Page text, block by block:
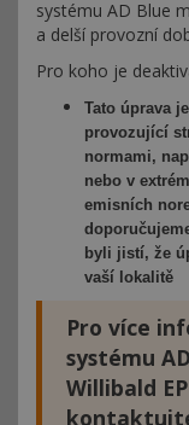
systému AD Blue
a delší provozní
Pro koho je
Tato úprava
provozující
normami,
nebo v
emisních
byli jistí, že
vaší lokalitě
Pro více
systému
Willibald